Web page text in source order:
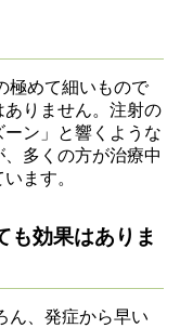
極めて細いもので
りません。注射の
ン」と響くような
多くの方が治療中
ます。
も効果はありま
ん、発症から早い